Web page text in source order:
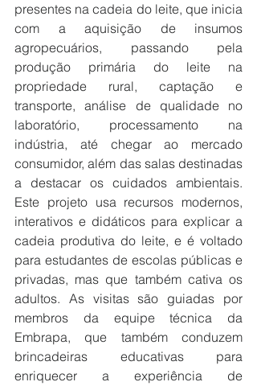
presentes na cadeia do leite, que inicia
com a aquisição de insumos
agropecuários, passando pela
produção primária do leite na
propriedade rural, captação e
transporte, análise de qualidade no
laboratório, processamento na
indústria, até chegar ao mercado
consumidor, além das salas destinadas
a destacar os cuidados ambientais.
Este projeto usa recursos modernos,
interativos e didáticos para explicar a
cadeia produtiva do leite, e é voltado
para estudantes de escolas públicas e
privadas, mas que também cativa os
adultos. As visitas são guiadas por
membros da equipe técnica da
Embrapa, que também conduzem
brincadeiras educativas para
enriquecer a experiência de